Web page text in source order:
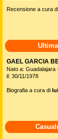
Recensione a cura di
GAEL GARCIA
Nato a:
il: 30/11/1978
Biografia a cura di